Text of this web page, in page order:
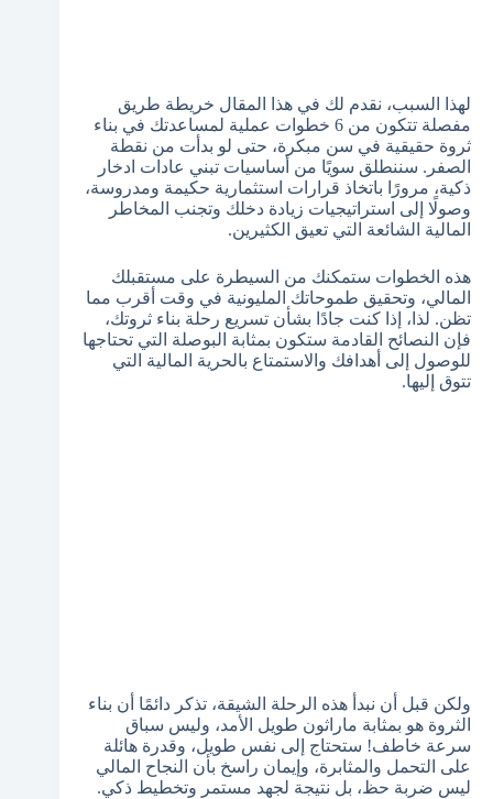
لهذا السبب، نقدم لك في هذا المقال خريطة طريق
مفصلة تتكون من 6 خطوات عملية لمساعدتك في بناء
ثروة حقيقية في سن مبكرة، حتى لو بدأت من نقطة
الصفر. سننطلق سويًا من أساسيات تبني عادات ادخار
ذكية، مرورًا باتخاذ قرارات استثمارية حكيمة ومدروسة،
وصولًا إلى استراتيجيات زيادة دخلك وتجنب المخاطر
المالية الشائعة التي تعيق الكثيرين.
هذه الخطوات ستمكنك من السيطرة على مستقبلك
المالي، وتحقيق طموحاتك المليونية في وقت أقرب مما
تظن. لذا، إذا كنت جادًا بشأن تسريع رحلة بناء ثروتك،
فإن النصائح القادمة ستكون بمثابة البوصلة التي تحتاجها
للوصول إلى أهدافك والاستمتاع بالحرية المالية التي
تتوق إليها.
ولكن قبل أن نبدأ هذه الرحلة الشيقة، تذكر دائمًا أن بناء
الثروة هو بمثابة ماراثون طويل الأمد، وليس سباق
سرعة خاطف! ستحتاج إلى نفس طويل، وقدرة هائلة
على التحمل والمثابرة، وإيمان راسخ بأن النجاح المالي
ليس ضربة حظ، بل نتيجة لجهد مستمر وتخطيط ذكي.